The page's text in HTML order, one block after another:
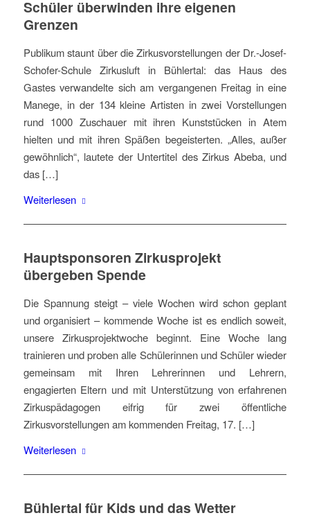
Schüler überwinden ihre eigenen
Grenzen
Publikum staunt über die Zirkusvorstellungen der Dr.-Josef-
Schofer-Schule Zirkusluft in Bühlertal: das Haus des
Gastes verwandelte sich am vergangenen Freitag in eine
Manege, in der 134 kleine Artisten in zwei Vorstellungen
rund 1000 Zuschauer mit ihren Kunststücken in Atem
hielten und mit ihren Späßen begeisterten. „Alles, außer
gewöhnlich“, lautete der Untertitel des Zirkus Abeba, und
das […]
Weiterlesen
Hauptsponsoren Zirkusprojekt
übergeben Spende
Die Spannung steigt – viele Wochen wird schon geplant
und organisiert – kommende Woche ist es endlich soweit,
unsere Zirkusprojektwoche beginnt. Eine Woche lang
trainieren und proben alle Schülerinnen und Schüler wieder
gemeinsam mit Ihren Lehrerinnen und Lehrern,
engagierten Eltern und mit Unterstützung von erfahrenen
Zirkuspädagogen eifrig für zwei öffentliche
Zirkusvorstellungen am kommenden Freitag, 17. […]
Weiterlesen
Bühlertal für Kids und das Wetter